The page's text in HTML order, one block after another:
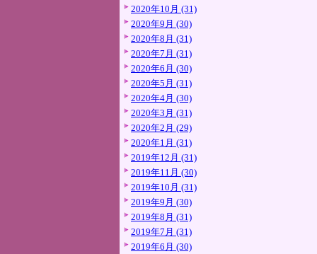
2020年10月 (31)
2020年9月 (30)
2020年8月 (31)
2020年7月 (31)
2020年6月 (30)
2020年5月 (31)
2020年4月 (30)
2020年3月 (31)
2020年2月 (29)
2020年1月 (31)
2019年12月 (31)
2019年11月 (30)
2019年10月 (31)
2019年9月 (30)
2019年8月 (31)
2019年7月 (31)
2019年6月 (30)